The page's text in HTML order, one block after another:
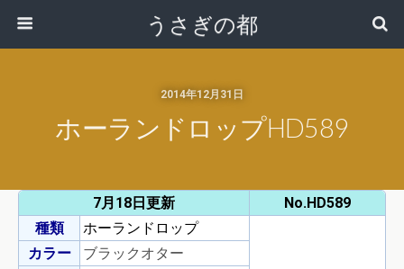
うさぎの都
2014年12月31日
ホーランドロップHD589
7月18日更新
No.HD589
種類
ホーランドロップ
カラー
ブラックオター